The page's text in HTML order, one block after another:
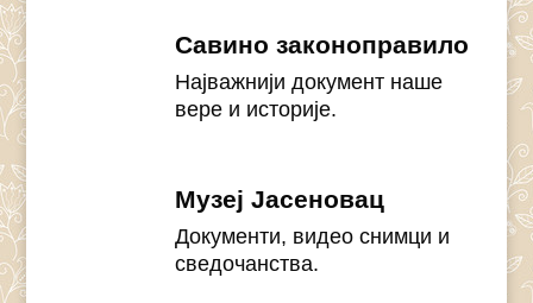
Савино законоправило
Најважнији документ наше
вере и историје.
Музеј Јасеновац
Документи, видео снимци и
сведочанства.